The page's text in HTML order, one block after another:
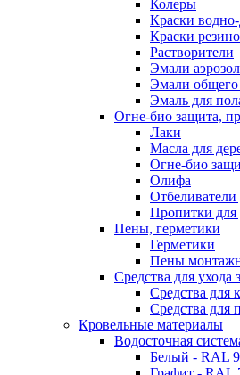
Колеры
Краски
Краски
Растворители
Эмали
Эмали общего
Эмаль для
Огне-био защита,
Лаки
Масла для
Огне-био
Олифа
Отбеливатели
Пропитки для
Пены, герметики
Герметики
Пены
Средства для ухода
Средства для
Средства для
Кровельные материалы
Водосточная
Белый - RAL